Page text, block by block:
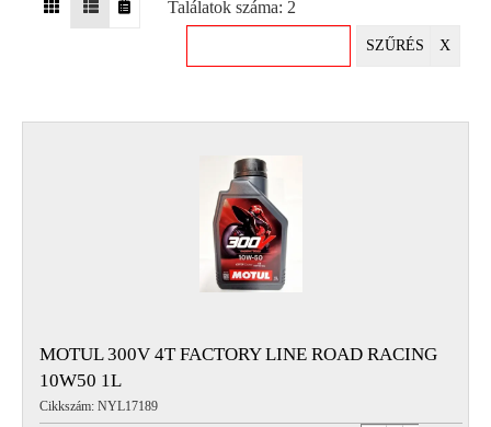
EGYÉB
INFO
Hétfőtől – Péntekig, 8.00 – 17.00-ig
(ebédidő 12.00-12.30 között)
Találatok száma: 2
SZŰRÉS X
MOTUL 300V 4T FACTORY LINE ROAD RACING
10W50 1L
Cikkszám: NYL17189